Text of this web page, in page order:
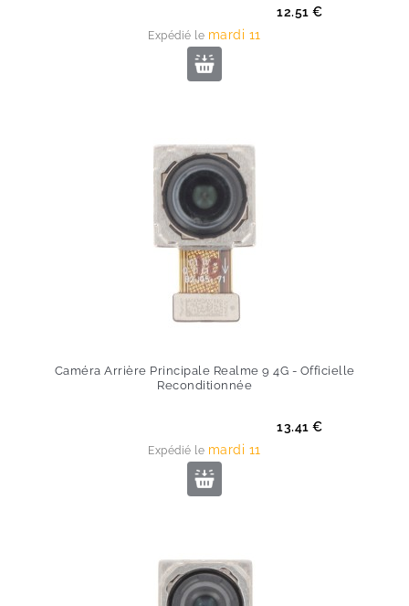
12.51 €
Expédié le mardi 11
Caméra Arrière Principale Realme 9 4G - Officielle
Reconditionnée
13.41 €
Expédié le mardi 11